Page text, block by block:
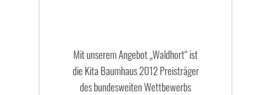
Mit unserem Angebot „Waldhort“ ist
die Kita Baumhaus 2012 Preisträger
des bundesweiten Wettbewerbs